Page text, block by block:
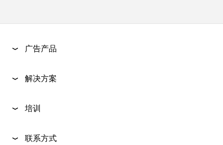
广告产品
解决方案
培训
联系方式